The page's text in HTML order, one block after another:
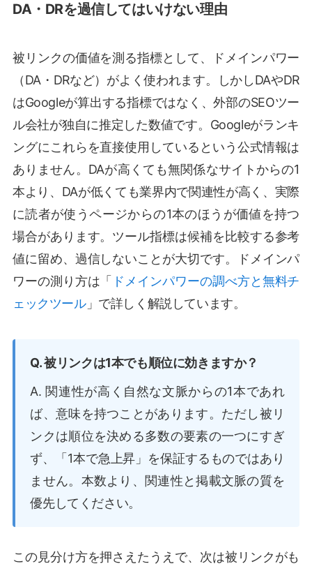
DA・DRを過信してはいけない理由
被リンクの価値を測る指標として、ドメインパワー
（DA・DRなど）がよく使われます。しかしDAやDR
はGoogleが算出する指標ではなく、外部のSEOツー
ル会社が独自に推定した数値です。Googleがランキ
ングにこれらを直接使用しているという公式情報は
ありません。DAが高くても無関係なサイトからの1
本より、DAが低くても業界内で関連性が高く、実際
に読者が使うページからの1本のほうが価値を持つ
場合があります。ツール指標は候補を比較する参考
値に留め、過信しないことが大切です。ドメインパ
ワーの測り方は「 ドメインパワーの調べ方と無料チ
ェックツール」で詳しく解説しています。
Q. 被リンクは1本でも順位に効きますか？
A. 関連性が高く自然な文脈からの1本であれ
ば、意味を持つことがあります。ただし被リ
ンクは順位を決める多数の要素の一つにすぎ
ず、「1本で急上昇」を保証するものではあり
ません。本数より、関連性と掲載文脈の質を
優先してください。
この見分け方を押さえたうえで、次は被リンクがも